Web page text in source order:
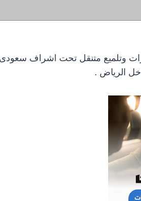
وتلميع متنقل تحت اشراف سعودى
الرياض .